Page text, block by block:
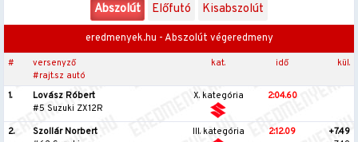
Abszolút
Előfutó Kisabszolút
eredmenyek.hu - Abszolút végeredmeny
#
versenyző
#rajt.sz autó
kat. idő kül.
1.
Lovász Róbert
#5 Suzuki ZX12R
X. kategória 2:04.60
2.
Szollár Norbert
III. kategória 2:12.09
+7.49